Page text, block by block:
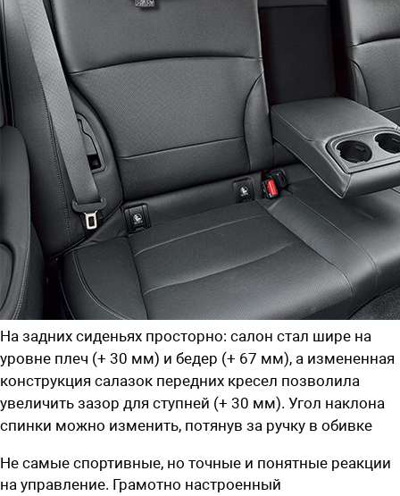
На задних сиденьях просторно: салон стал шире на
уровне плеч (+ 30 мм) и бедер (+ 67 мм), а измененная
конструкция салазок передних кресел позволила
увеличить зазор для ступней (+ 30 мм). Угол наклона
спинки можно изменить, потянув за ручку в обивке
Не самые спортивные, но точные и понятные реакции
на управление. Грамотно настроенный